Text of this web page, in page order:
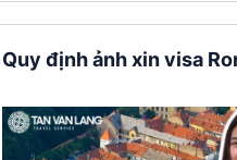
Quy định ảnh xin visa